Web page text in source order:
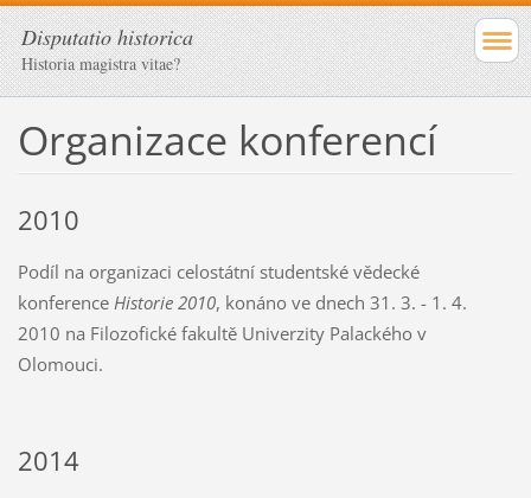
Disputatio historica
Historia magistra vitae?
Organizace konferencí
2010
Podíl na organizaci celostátní studentské vědecké
konference Historie 2010, konáno ve dnech 31. 3. - 1. 4.
2010 na Filozofické fakultě Univerzity Palackého v
Olomouci.
2014